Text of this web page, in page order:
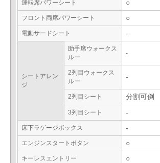
運転席パワーシート ○
フロント両席パワーシート ○
電動サードシート -
シートアレン
ジ
助手席ウォークス
ルー
-
2列目ウォークス
ルー
-
2列目シート 分割可倒
3列目シート -
床下ラゲージボックス -
エンジンスタートボタン ○
キーレスエントリー ○